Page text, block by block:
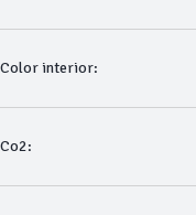
Color interior:
Co2: